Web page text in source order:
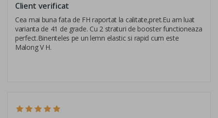
Client verificat
Cea mai buna fata de FH raportat la calitate,pret.Eu am luat
varianta de 41 de grade. Cu 2 straturi de booster functioneaza
perfect.Binenteles pe un lemn elastic si rapid cum este
Malong V H.